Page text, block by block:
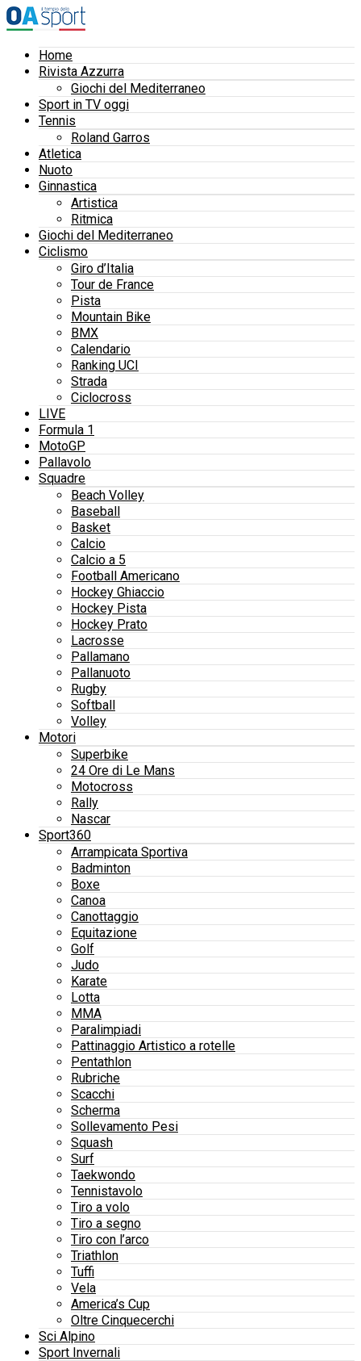
Home
Rivista Azzurra
Giochi del Mediterraneo
Sport in TV oggi
Tennis
Roland Garros
Atletica
Nuoto
Ginnastica
Artistica
Ritmica
Giochi del Mediterraneo
Ciclismo
Giro d’Italia
Tour de France
Pista
Mountain Bike
BMX
Calendario
Ranking UCI
Strada
Ciclocross
LIVE
Formula 1
MotoGP
Pallavolo
Squadre
Beach Volley
Baseball
Basket
Calcio
Calcio a 5
Football Americano
Hockey Ghiaccio
Hockey Pista
Hockey Prato
Lacrosse
Pallamano
Pallanuoto
Rugby
Softball
Volley
Motori
Superbike
24 Ore di Le Mans
Motocross
Rally
Nascar
Sport360
Arrampicata Sportiva
Badminton
Boxe
Canoa
Canottaggio
Equitazione
Golf
Judo
Karate
Lotta
MMA
Paralimpiadi
Pattinaggio Artistico a rotelle
Pentathlon
Rubriche
Scacchi
Scherma
Sollevamento Pesi
Squash
Surf
Taekwondo
Tennistavolo
Tiro a volo
Tiro a segno
Tiro con l’arco
Triathlon
Tuffi
Vela
America’s Cup
Oltre Cinquecerchi
Sci Alpino
Sport Invernali